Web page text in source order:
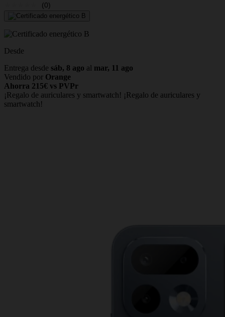
(0)
Desde
Entrega desde sáb, 8 ago al mar, 11 ago
Vendido por Orange
Ahorra 215€ vs PVPr
¡Regalo de auriculares y smartwatch! ¡Regalo de auriculares y
smartwatch!